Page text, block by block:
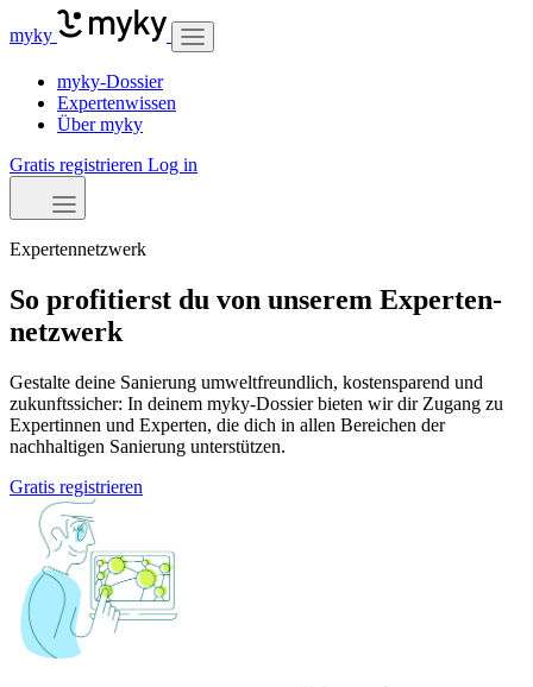
myky
myky-Dossier
Expertenwissen
Über myky
Gratis registrieren Log in
Expertennetzwerk
So profitierst du von unserem Experten­
netzwerk
Gestalte deine Sanierung umweltfreundlich, kostensparend und
zukunftssicher: In deinem myky-Dossier bieten wir dir Zugang zu
Expertinnen und Experten, die dich in allen Bereichen der
nachhaltigen Sanierung unterstützen.
Gratis registrieren